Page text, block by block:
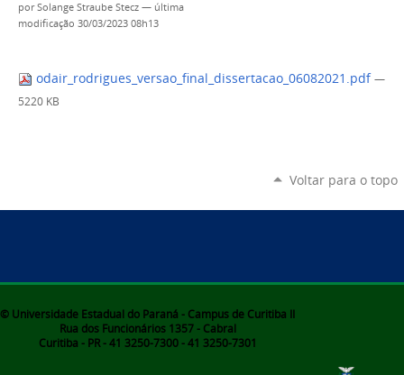
porSolange Straube Stecz — última
modificação 30/03/2023 08h13
odair_rodrigues_versao_final_dissertacao_06082021.pdf —
5220 KB
Voltar para o topo
© Universidade Estadual do Paraná - Campus de Curitiba II
Rua dos Funcionários 1357 - Cabral
Curitiba - PR - 41 3250-7300 - 41 3250-7301